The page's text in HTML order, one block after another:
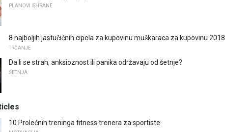
PLANOVI ISHRANE
8 najboljih jastučićnih cipela za kupovinu muškaraca za kupovinu 2018
TRČANJE
Da li se strah, anksioznost ili panika održavaju od šetnje?
ŠETNJA
10 Prolećnih treninga fitness trenera za sportiste